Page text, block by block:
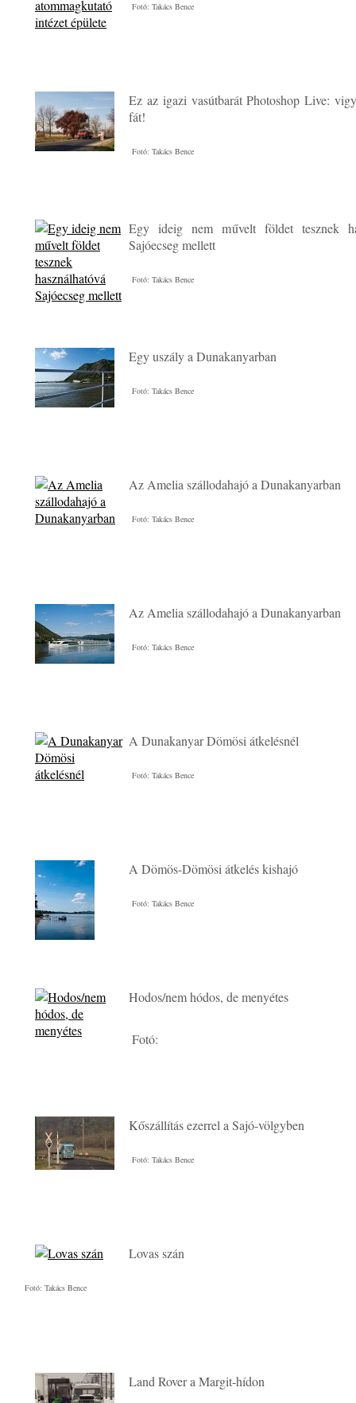
Fotó: Takács Bence
Ez az igazi vasútbarát Photoshop Live:
fát!
Fotó: Takács Bence
Egy ideig nem művelt földet tesznek
Sajóecseg mellett
Fotó: Takács Bence
Egy uszály a Dunakanyarban
Fotó: Takács Bence
Az Amelia szállodahajó a Dunakanyarban
Fotó: Takács Bence
Az Amelia szállodahajó a Dunakanyarban
Fotó: Takács Bence
A Dunakanyar Dömösi átkelésnél
Fotó: Takács Bence
A Dömös-Dömösi átkelés kishajó
Fotó: Takács Bence
Hodos/nem hódos, de menyétes
Fotó:
Kőszállítás ezerrel a Sajó-völgyben
Fotó: Takács Bence
Lovas szán
Fotó: Takács Bence
Land Rover a Margit-hídon